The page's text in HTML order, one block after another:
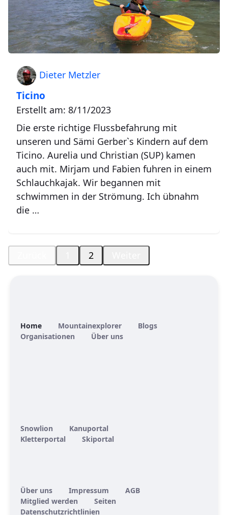
Dieter Metzler
Ticino
Erstellt am: 8/11/2023
Die erste richtige Flussbefahrung mit
unseren und Sämi Gerber`s Kindern auf dem
Ticino. Aurelia und Christian (SUP) kamen
auch mit. Mirjam und Fabien fuhren in einem
Schlauchkajak. Wir begannen mit
schwimmen in der Strömung. Ich übnahm
die …
2
Home Mountainexplorer
Blogs
Organisationen
Über uns
Snowlion
Kanuportal
Kletterportal
Skiportal
Über uns Impressum
AGB
Mitglied werden
Seiten
Datenschutzrichtlinien